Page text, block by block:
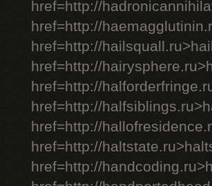
href=http://
href=http://
href=http://
href=http://
href=http://
href=http://
href=http://
href=http://
href=http://